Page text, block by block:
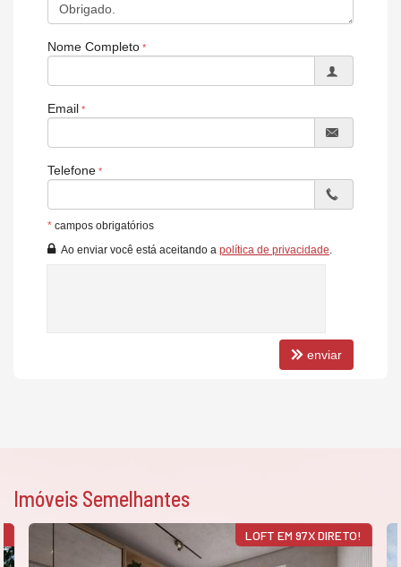
✔ Lavanderia profissional
✔ Espaço exclusivo para patinetes compartilhados
liquidez e facilidade de pagamento são fatores fundamentais na
Incorporação 91.455
disponibilidade.
Parcelamento em até 120 meses direto com a construtora
Nome Completo
Email
Telefone
* campos obrigatórios
Ao enviar você está aceitando a política de privacidade
enviar
Imóveis Semelhantes
LOFT EM 97X DIRETO!